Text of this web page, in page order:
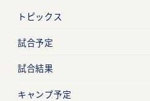
トピックス
試合予定
試合結果
キャンプ予定